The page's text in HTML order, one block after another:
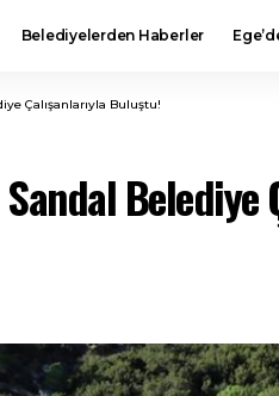
Belediyelerden Haberler
Çalışanlarıyla Buluştu!